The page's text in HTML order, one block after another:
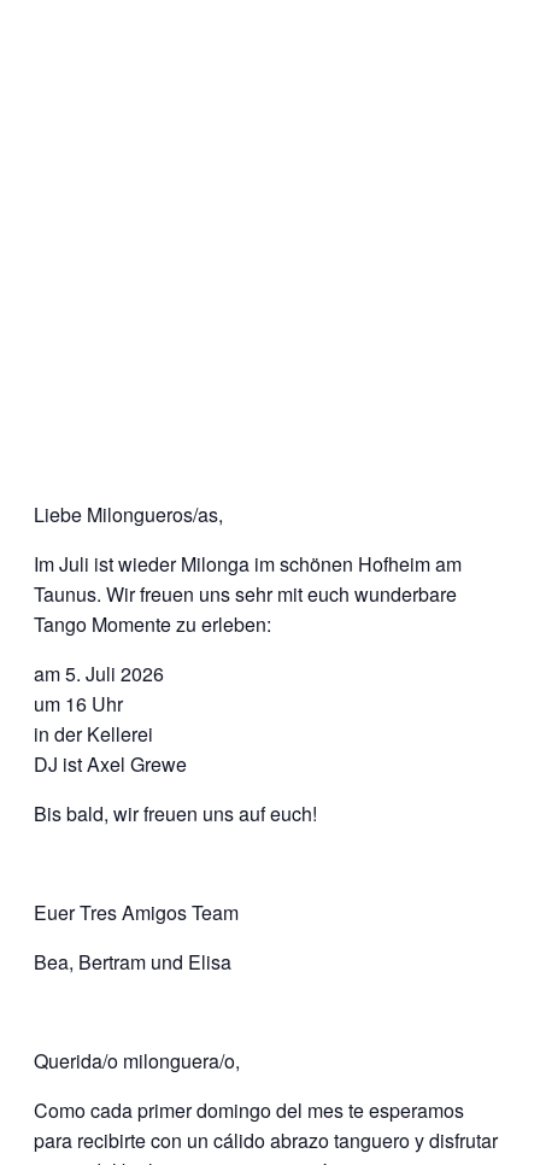
Liebe Milongueros/as,
Im Juli ist wieder Milonga im schönen Hofheim am
Taunus. Wir freuen uns sehr mit euch wunderbare
Tango Momente zu erleben:
am 5. Juli 2026
um 16 Uhr
in der Kellerei
DJ ist Axel Grewe
Bis bald, wir freuen uns auf euch!
Euer Tres Amigos Team
Bea, Bertram und Elisa
Querida/o milonguera/o,
Como cada primer domingo del mes te esperamos
para recibirte con un cálido abrazo tanguero y disfrutar